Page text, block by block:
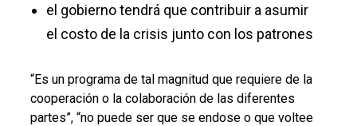
el gobierno tendrá que contribuir a asumir
el costo de la crisis junto con los patrones
“Es un programa de tal magnitud que requiere de la
cooperación o la colaboración de las diferentes
partes”, “no puede ser que se endose o que voltee